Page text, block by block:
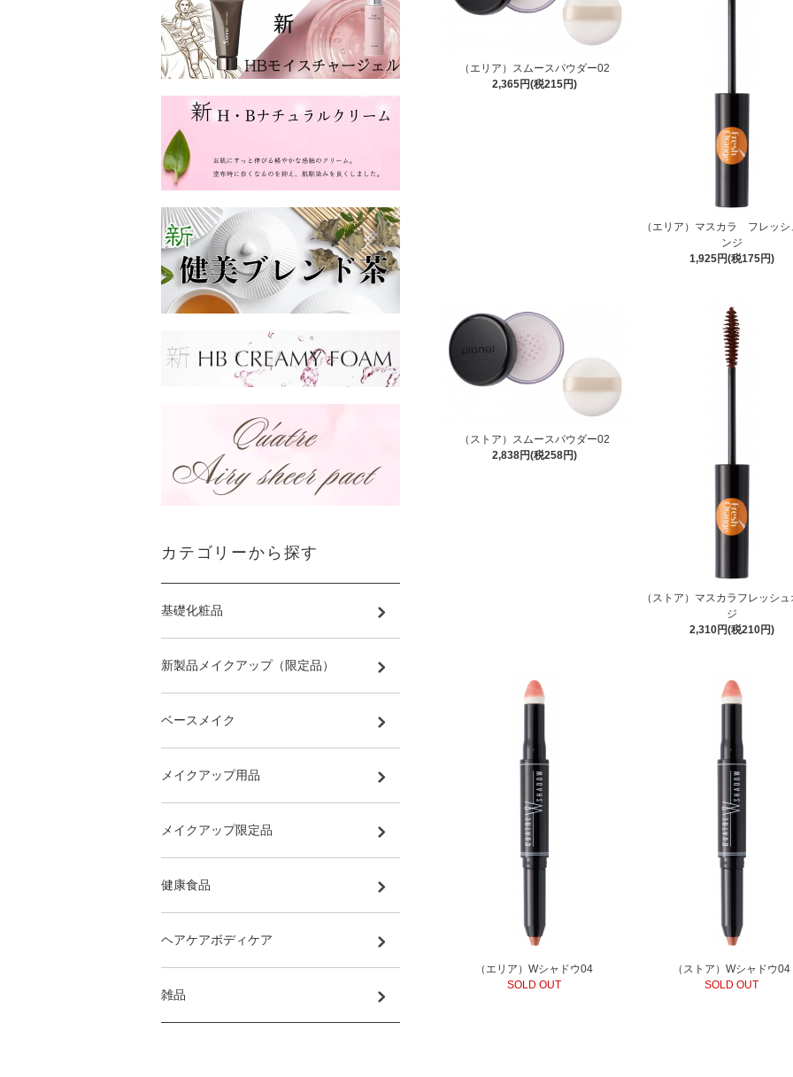
（エリア）スムースパウダー02
2,365円(税215円)
（エリア）マスカラ フレッシ
ンジ
1,925円(税175円)
（ストア）スムースパウダー02
2,838円(税258円)
（ストア）マスカラフレッシ
ジ
2,310円(税210円)
（エリア）Wシャドウ04
SOLD OUT
（ストア）Wシャドウ04
SOLD OUT
カテゴリーから探す
基礎化粧品
新製品メイクアップ（限定品）
ベースメイク
メイクアップ用品
メイクアップ限定品
健康食品
ヘアケアボディケア
雑品